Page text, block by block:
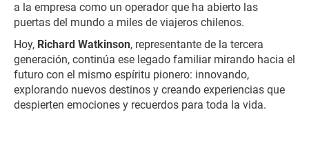
a la empresa como un operador que ha abierto las
puertas del mundo a miles de viajeros chilenos.
Hoy, Richard Watkinson, representante de la tercera
generación, continúa ese legado familiar mirando hacia el
futuro con el mismo espíritu pionero: innovando,
explorando nuevos destinos y creando experiencias que
despierten emociones y recuerdos para toda la vida.